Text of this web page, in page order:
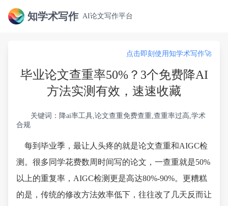
知学术写作 AI论文写作平台
点击即刻使用知学术写作🚀
毕业论文查重率50%？3个免费降AI
方法实测有效，速速收藏
关键词：降ai率工具,论文查重免费查重,查重率过高,学术
合规
每到毕业季，最让人头疼的就是论文查重和AIGC检
测。很多同学花费数周时间写的论文，一查重就是50%
以上的重复率，AIGC检测更是高达80%-90%。更糟糕
的是，传统的修改方法效率低下，往往改了几天反而让